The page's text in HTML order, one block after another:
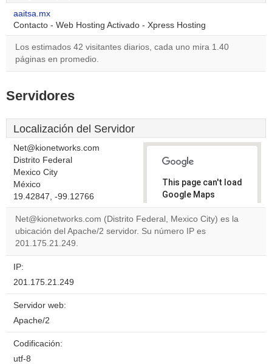
aaitsa.mx
Contacto - Web Hosting Activado - Xpress Hosting
Los estimados 42 visitantes diarios, cada uno mira 1.40
páginas en promedio.
Servidores
Localización del Servidor
Net@kionetworks.com
Distrito Federal
Mexico City
México
19.42847, -99.12766
This page can't load
Google Maps
correctly.
Do you
Net@kionetworks.com (Distrito Federal, Mexico City) es la
ubicación del Apache/2 servidor. Su número IP es
201.175.21.249.
IP:
201.175.21.249
Servidor web:
Apache/2
Codificación:
utf-8